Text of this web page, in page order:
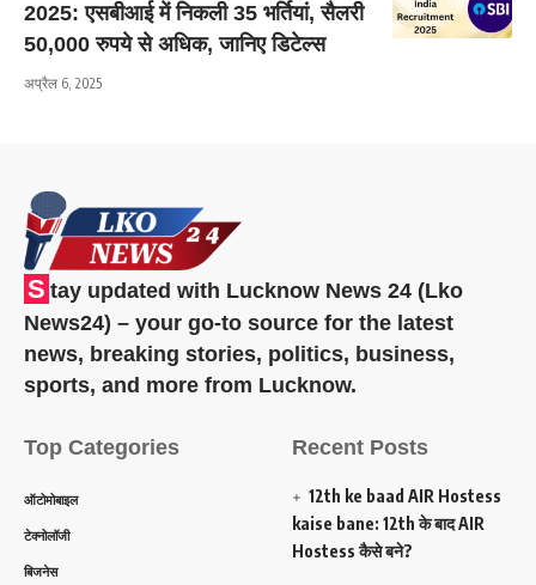
2025: एसबीआई में निकली 35 भर्तियां, सैलरी
50,000 रुपये से अधिक, जानिए डिटेल्स
अप्रैल 6, 2025
S tay updated with Lucknow News 24 (Lko
News24) – your go-to source for the latest
news, breaking stories, politics, business,
sports, and more from Lucknow.
Top Categories
ऑटोमोबाइल
टेक्नोलॉजी
बिजनेस
Recent Posts
12th ke baad AIR Hostess
kaise bane: 12th के बाद AIR
Hostess कैसे बने?